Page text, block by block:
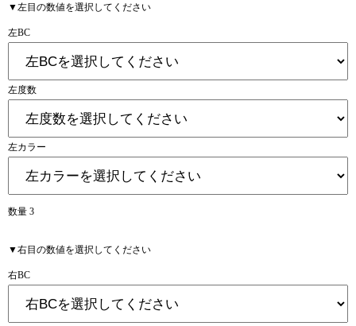
▼左目の数値を選択してください
左BC
左度数
左カラー
数量 3
▼右目の数値を選択してください
右BC